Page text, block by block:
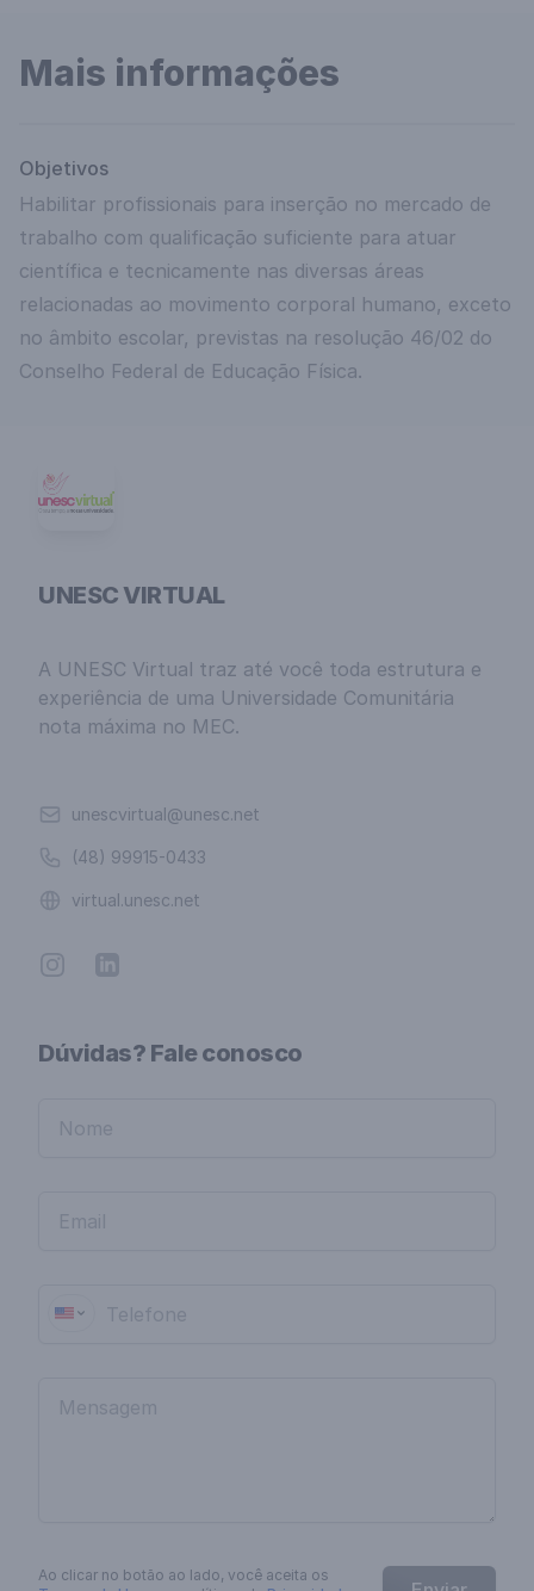
Mais informações
Objetivos
Habilitar profissionais para inserção no mercado de
trabalho com qualificação suficiente para atuar
científica e tecnicamente nas diversas áreas
relacionadas ao movimento corporal humano, exceto
no âmbito escolar, previstas na resolução 46/02 do
Conselho Federal de Educação Física.
UNESC VIRTUAL
A UNESC Virtual traz até você toda estrutura e
experiência de uma Universidade Comunitária
nota máxima no MEC.
Emailunescvirtual@unesc.net
Telefone(48) 99915-0433
Websitevirtual.unesc.net
InstagramLinkedin
Dúvidas? Fale conosco
Ao clicar no botão ao lado, você aceita os